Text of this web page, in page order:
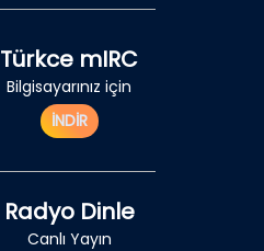
Türkce mIRC
Bilgisayarınız için
İNDİR
Radyo Dinle
Canlı Yayın